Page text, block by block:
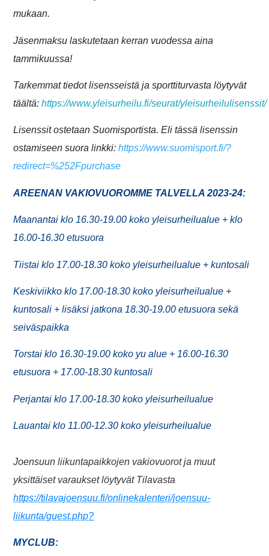
mukaan.
Jäsenmaksu laskutetaan kerran vuodessa aina
tammikuussa!
Tarkemmat tiedot lisensseistä ja sporttiturvasta löytyvät
täältä:https://www.yleisurheilu.fi/seurat/yleisurheilulisenssit/
Lisenssit ostetaan Suomisportista. Eli tässä lisenssin
ostamiseen suora linkki:https://www.suomisport.fi/?
redirect=%252Fpurchase
AREENAN VAKIOVUOROMME TALVELLA 2023-24:
Maanantai klo 16.30-19.00 koko yleisurheilualue + klo
16.00-16.30 etusuora
Tiistai klo 17.00-18.30 koko yleisurheilualue + kuntosali
Keskiviikko klo 17.00-18.30 koko yleisurheilualue +
kuntosali + lisäksi jatkona 18.30-19.00 etusuora sekä
seiväspaikka
Torstai klo 16.30-19.00 koko yu alue + 16.00-16.30
etusuora + 17.00-18.30 kuntosali
Perjantai klo 17.00-18.30 koko yleisurheilualue
Lauantai klo 11.00-12.30 koko yleisurheilualue
Joensuun liikuntapaikkojen vakiovuorot ja muut
yksittäiset varaukset löytyvät Tilavasta
https://tilavajoensuu.fi/onlinekalenteri/joensuu-
liikunta/guest.php?
MYCLUB: